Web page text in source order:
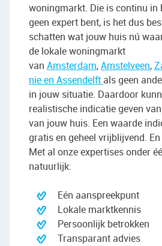
woningmarkt. Die is continu in
geen expert bent, is het dus
schatten wat jouw huis nú
de lokale woningmarkt
van Amsterdam,Amstelveen,
nie en Assendelft als geen
in jouw situatie. Daardoor
realistische indicatie geven
van jouw huis. Een waarde
gratis en geheel vrijblijvend.
Met al onze expertises onder
natuurlijk:
Eén aanspreekpunt
Lokale marktkennis
Persoonlijk betrokken
Transparant advies